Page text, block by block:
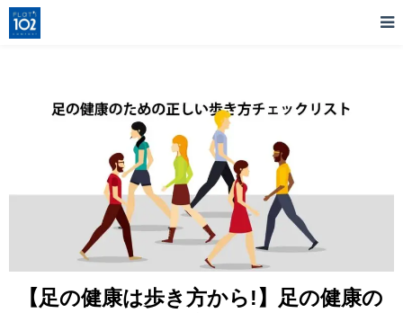
【足の健康は歩き方から!】足の健康の